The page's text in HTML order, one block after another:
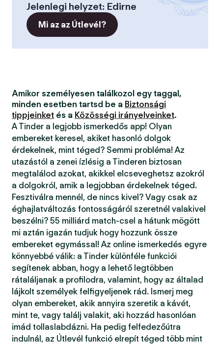
Jelenlegi helyzet: Edirne
Mi az az Útlevél?
Amikor személyesen találkozol egy taggal,
minden esetben tartsd be a Biztonsági
tippjeinket és a Közösségi irányelveinket.
A Tinder a legjobb ismerkedős app! Olyan
embereket keresel, akiket hasonló dolgok
érdekelnek, mint téged? Semmi probléma! Az
utazástól a zenei ízlésig a Tinderen biztosan
megtalálod azokat, akikkel elcseveghetsz azokról
a dolgokról, amik a legjobban érdekelnek téged.
Fesztiválra mennél, de nincs kivel? Vagy csak az
éghajlatváltozás fontosságáról szeretnél valakivel
beszélni? 55 milliárd match-csel a hátunk mögött
mi aztán igazán tudjuk hogy hozzunk össze
embereket egymással! Az online ismerkedés egyre
könnyebbé válik: a Tinder különféle funkciói
segítenek abban, hogy a lehető legtöbben
rátaláljanak a profilodra, valamint, hogy az általad
lájkolt személyek felfigyeljenek rád. Ismerj meg
olyan embereket, akik annyira szeretik a kávét,
mint te, vagy találj valakit, aki hozzád hasonlóan
imád tollaslabdázni. Ha pedig felfedezőútra
indulnál, az Útlevél funkció elrepít téged több mint